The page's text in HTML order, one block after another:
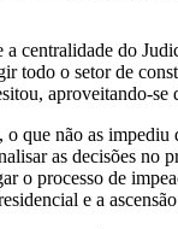
centralidade do
todo o setor de
aproveitando-
que não as
as decisões no
o processo de
e a